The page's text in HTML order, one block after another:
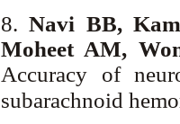
8.Navi BB,
Moheet AM,
Accuracy of
subarachnoid